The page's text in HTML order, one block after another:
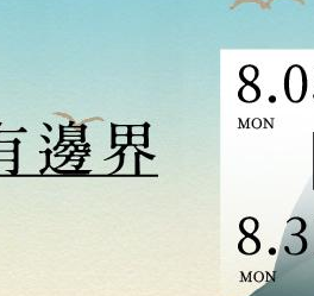
三部曲」和「歐西理斯四
學埃及學博士及教授。
時進行古埃及學與考古學
小說在法國與其他國家地
此系列全球銷量亦突破一